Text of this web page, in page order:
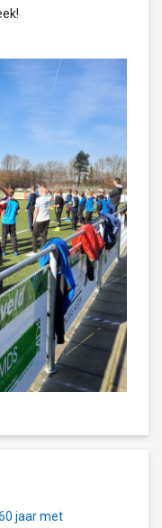
jaar met